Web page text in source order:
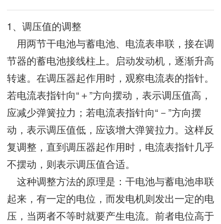
1、调压值的调整
用两节干电池与蓄电池、电流表串联，接在调
节器的蓄电池接线柱上。启动发动机，逐渐升高
转速。在调压器起作用时，观察电流表的指针。
若电流表指针向“＋”方向摆动，表示调压值高，
应减少弹簧拉力；若电流表指针向“－”方向摆
动，表示调压值低，应该增大弹簧拉力。这样反
复调整，直到调压器起作用时，电流表指针几乎
不摆动，则表示调压值合适。
这种调整方法的原理是：干电池与蓄电池串联
起来，有一定的电位，而发电机则发出一定的电
压，当两者不等时就要产生电流。前者电位高于